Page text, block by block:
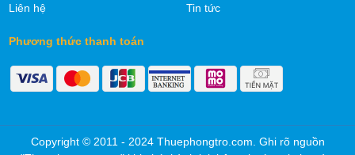
Liên hệ
Tin tức
Phương thức thanh toán
Copyright © 2011 - 2024 Thuephongtro.com. Ghi rõ nguồn